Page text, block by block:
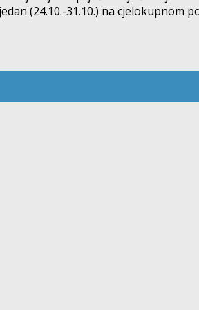
(24.10.-31.10.) na cjelokupnom